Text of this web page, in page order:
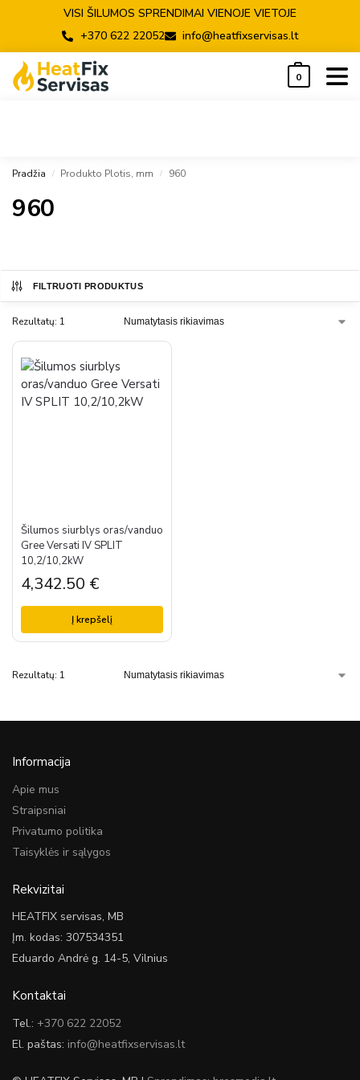
VISI ŠILUMOS SPRENDIMAI VIENOJE VIETOJE
+370 622 22052
info@heatfixservisas.lt
0
Pradžia / Produkto Plotis, mm / 960
960
FILTRUOTI PRODUKTUS
Rezultatų: 1
Šilumos siurblys oras/vanduo
Gree Versati IV SPLIT
10,2/10,2kW
4,342.50 €
Į krepšelį
Rezultatų: 1
Informacija
Apie mus
Straipsniai
Privatumo politika
Taisyklės ir sąlygos
Rekvizitai
HEATFIX servisas, MB
Įm. kodas: 307534351
Eduardo Andrė g. 14-5, Vilnius
Kontaktai
Tel.: +370 622 22052
El. paštas: info@heatfixservisas.lt